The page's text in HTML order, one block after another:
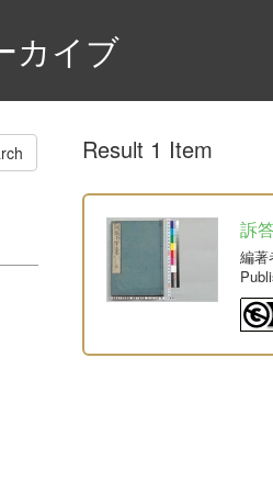
カイブ
Result 1 Item
訴
編著